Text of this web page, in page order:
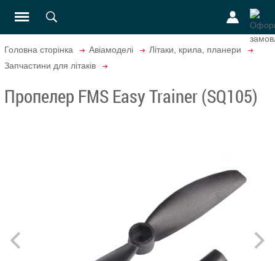
Головна сторінка Авіамоделі
Літаки, крила, планери
Запчастини для літаків
Пропелер FMS Easy Trainer (SQ105)